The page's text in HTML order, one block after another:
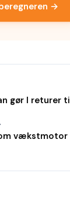
→
gør I returer